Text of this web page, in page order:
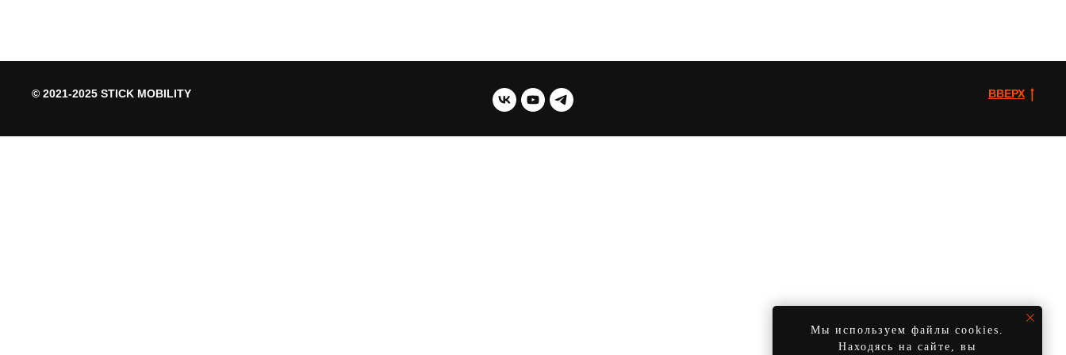
Мы используем файлы cookies.
Находясь на сайте, вы
© 2021-2025 STICK MOBILITY ВВЕРХ